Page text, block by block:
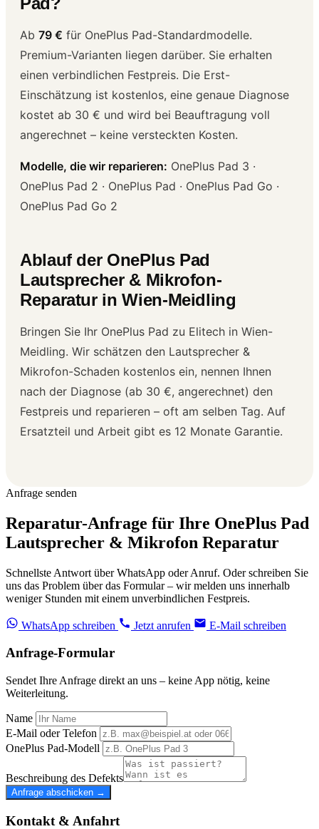
Ab 79 € für OnePlus Pad-Standardmodelle.
Premium-Varianten liegen darüber. Sie erhalten
einen verbindlichen Festpreis. Die Erst-
Einschätzung ist kostenlos, eine genaue Diagnose
kostet ab 30 € und wird bei Beauftragung voll
angerechnet – keine versteckten Kosten.
Modelle, die wir reparieren: OnePlus Pad 3 ·
OnePlus Pad 2 · OnePlus Pad · OnePlus Pad Go ·
OnePlus Pad Go 2
Ablauf der OnePlus Pad
Lautsprecher & Mikrofon-
Reparatur in Wien-Meidling
Bringen Sie Ihr OnePlus Pad zu Elitech in Wien-
Meidling. Wir schätzen den Lautsprecher &
Mikrofon-Schaden kostenlos ein, nennen Ihnen
nach der Diagnose (ab 30 €, angerechnet) den
Festpreis und reparieren – oft am selben Tag. Auf
Ersatzteil und Arbeit gibt es 12 Monate Garantie.
Anfrage senden
Reparatur-Anfrage für Ihre OnePlus Pad
Lautsprecher & Mikrofon Reparatur
Schnellste Antwort über WhatsApp oder Anruf. Oder schreiben Sie
uns das Problem über das Formular – wir melden uns innerhalb
weniger Stunden mit einem unverbindlichen Festpreis.
WhatsApp schreiben Jetzt anrufen E-Mail schreiben
Anfrage-Formular
Sendet Ihre Anfrage direkt an uns – keine App nötig, keine
Weiterleitung.
Name
E-Mail oder Telefon
OnePlus Pad-Modell
Beschreibung des Defekts
Anfrage abschicken →
Kontakt & Anfahrt